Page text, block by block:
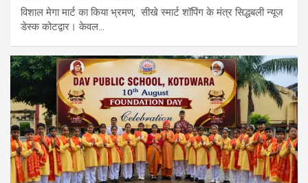
विशाल मेगा मार्ट का किया भ्रमण, सीखे स्मार्ट शॉपिंग के मंत्र सिद्धबली न्यूज
डेस्क कोटद्वार। केवल…